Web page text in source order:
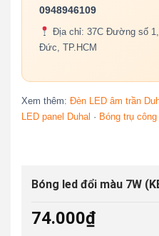
0948946109
Địa chỉ: 37C Đường số
Đức, TP.HCM
Xem thêm: Đèn LED âm trần
LED panel Duhal · Bóng trụ
Bóng led đổi màu 7W
74.000₫